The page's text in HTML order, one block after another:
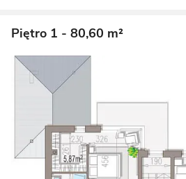
Piętro 1 - 80,60 m²